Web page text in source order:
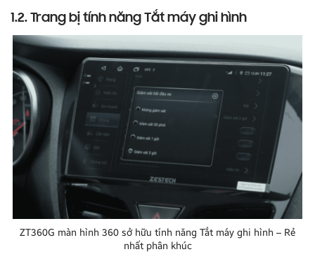
1.2. Trang bị tính năng Tắt máy ghi hình
ZT360G màn hình 360 sở hữu tính năng Tắt máy ghi hình – Rẻ
nhất phân khúc